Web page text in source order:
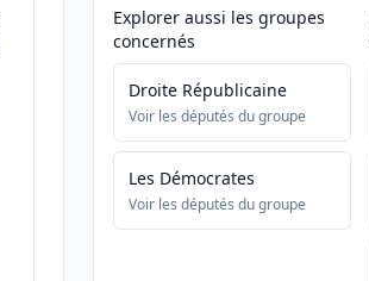
Explorer aussi les groupes
concernés
Droite Républicaine
Voir les députés du groupe
Les Démocrates
Voir les députés du groupe